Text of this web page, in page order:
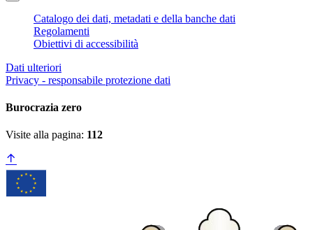
Catalogo dei dati, metadati e della banche dati
Regolamenti
Obiettivi di accessibilità
Dati ulteriori
Privacy - responsabile protezione dati
Burocrazia zero
Visite alla pagina: 112